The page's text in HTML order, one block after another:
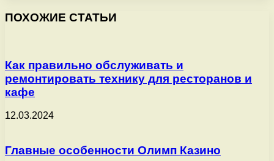
ПОХОЖИЕ СТАТЬИ
Как правильно обслуживать и
ремонтировать технику для ресторанов и
кафе
12.03.2024
Главные особенности Олимп Казино